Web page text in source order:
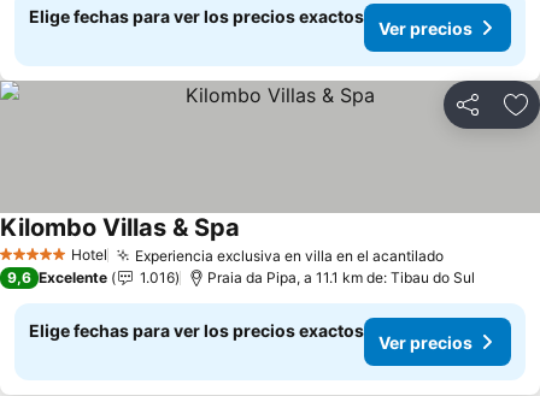
Elige fechas para ver los precios exactos
Ver precios
Compartir
5 Estrellas Hotel Experiencia exclusiva en villa en el acantilado
Kilombo Villas & Spa
9,6 Excelente 1.016 Praia da Pipa, a 11.1 km de: Tibau do Sul
Elige fechas para ver los precios exactos
Ver precios